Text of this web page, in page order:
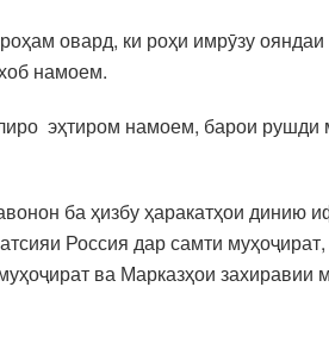
овард, ки роҳи имрӯзу
намоем.
эҳтиром намоем, барои рушди
ба ҳизбу ҳаракатҳои динию
Россия дар самти
ва Марказҳои захиравии